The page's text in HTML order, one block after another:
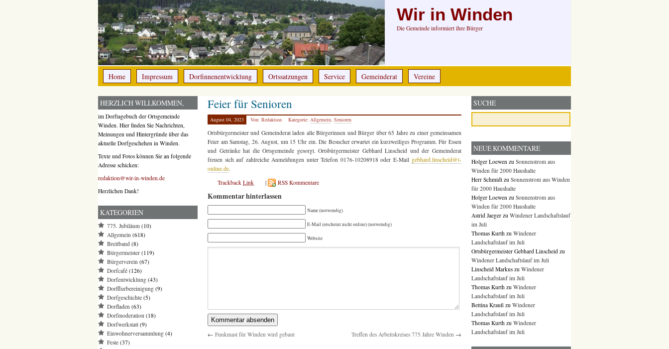
Wir in Winden
Die Gemeinde informiert ihre Bürger
Home Impressum Dorfinnenentwicklung Ortssatzungen Service Gemeinderat Vereine
Feier für Senioren
August 04, 2023 Von: Redaktion Kategorie: Allgemein, Senioren
Ortsbürgermeister und Gemeinderat laden alle Bürgerinnen und Bürger über 65 Jahre zu einer gemeinsamen
Feier am Samstag, 26. August, um 15 Uhr ein. Die Besucher erwartet ein kurzweiliges Programm. Für Essen
und Getränke hat die Ortsgemeinde gesorgt. Ortsbürgermeister Gebhard Linscheid und der Gemeinderat
freuen sich auf zahlreiche Anmeldungen unter Telefon 0176-10208918 oder E-Mail gebhard.linscheid@t-
online.de.
Trackback Link | RSS Kommentare
Kommentar hinterlassen
Name (notwendig)
E-Mail (erscheint nicht online) (notwendig)
Website
← Funkmast für Winden wird gebaut Treffen des Arbeitskreises 775 Jahre Winden →
HERZLICH WILLKOMMEN,
im Dorftagebuch der Ortsgemeinde
Winden. Hier finden Sie Nachrichten,
Meinungen und Hintergründe über das
aktuelle Dorfgeschehen in Winden.
Texte und Fotos können Sie an folgende
Adresse schicken:
redaktion@wir-in-winden.de
Herzlichen Dank!
KATEGORIEN
775. Jubiläum (10)
Allgemein (618)
Breitband (8)
Bürgermeister (119)
Bürgerverein (67)
Dorfcafé (126)
Dorfentwicklung (43)
Dorfflurbereinigung (9)
Dorfgeschichte (5)
Dorfladen (63)
Dorfmoderation (18)
Dorfwerkstatt (9)
Einwohnerversammlung (4)
Feste (37)
SUCHE
NEUE KOMMENTARE
Holger Loewen zu Sonnenstrom aus
Winden für 2000 Haushalte
Herr Schmidt zu Sonnenstrom aus Winden
für 2000 Haushalte
Holger Loewen zu Sonnenstrom aus
Winden für 2000 Haushalte
Astrid Jaeger zu Windener Landschaftslauf
im Juli
Thomas Kurth zu Windener
Landschaftslauf im Juli
Ortsbürgermeister Gebhard Linscheid zu
Windener Landschaftslauf im Juli
Linscheid Markus zu Windener
Landschaftslauf im Juli
Thomas Kurth zu Windener
Landschaftslauf im Juli
Bettina Krauß zu Windener
Landschaftslauf im Juli
Thomas Kurth zu Windener
Landschaftslauf im Juli